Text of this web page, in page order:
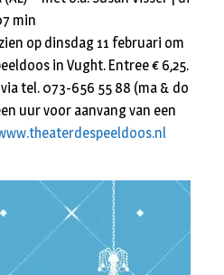
min
op dinsdag 11 februari om
in Vught. Entree € 6,25.
tel. 073-656 55 88 (ma & do
uur voor aanvang van een